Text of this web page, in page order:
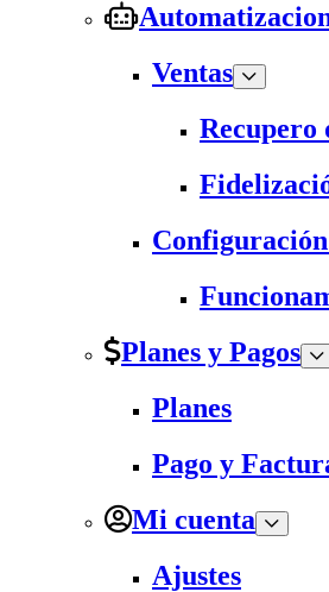
Ventas
Recupero
Planes y Pagos
Planes
Pago y
Mi cuenta
Ajustes